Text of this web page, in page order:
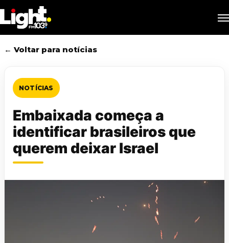
to
main
content
← Voltar para notícias
NOTÍCIAS
Embaixada começa a
identificar brasileiros que
querem deixar Israel